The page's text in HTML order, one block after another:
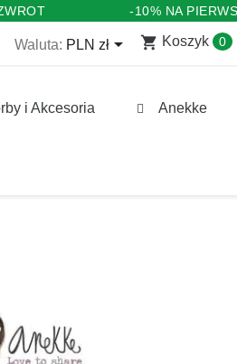
-10% NA
Waluta: PLN zł shopping_cart Koszyk 0
i Akcesoria Anekke